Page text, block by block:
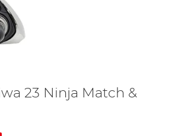
23 Ninja Match &